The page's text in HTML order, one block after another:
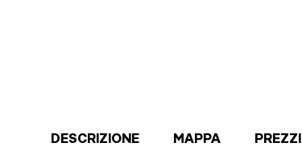
DESCRIZIONE MAPPA PREZZI